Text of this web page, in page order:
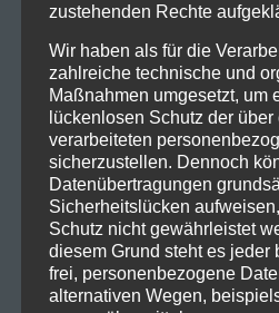
zustehenden Rechte
Wir haben als für die
zahlreiche technische und
Maßnahmen umgesetzt, um
lückenlosen Schutz der
verarbeiteten
sicherzustellen. Dennoch
Datenübertragungen
Sicherheitslücken
Schutz nicht gewährleistet
diesem Grund steht es jeder
frei, personenbezogene
alternativen Wegen,